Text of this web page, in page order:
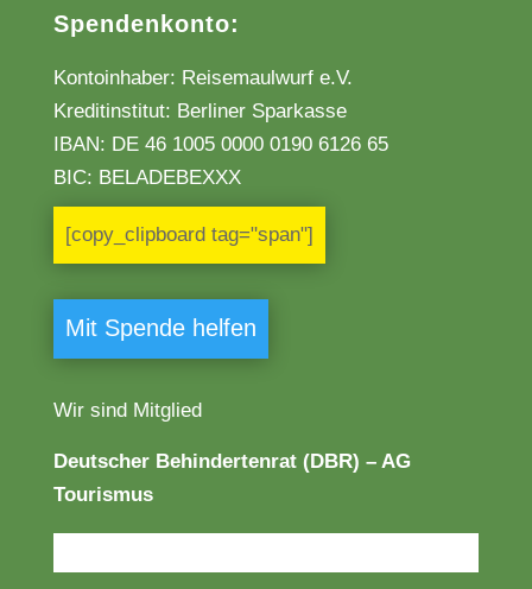
Spendenkonto:
Kontoinhaber: Reisemaulwurf e.V.
Kreditinstitut: Berliner Sparkasse
IBAN: DE 46 1005 0000 0190 6126 65
BIC: BELADEBEXXX
[copy_clipboard tag="span"]
Mit Spende helfen
Wir sind Mitglied
Deutscher Behindertenrat (DBR) – AG
Tourismus